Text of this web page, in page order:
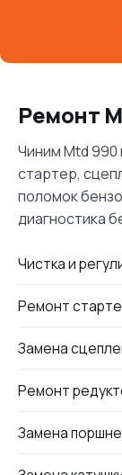
Ремонт
Чиним Mtd
стартер,
поломок
диагностика
Чистка и
Ремонт
Замена
Ремонт
Замена